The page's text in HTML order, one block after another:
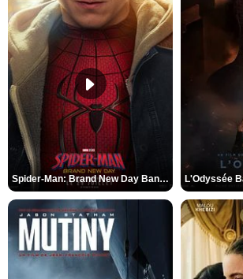
Spider-Man: Brand New Day Bande-annonce VO STFR